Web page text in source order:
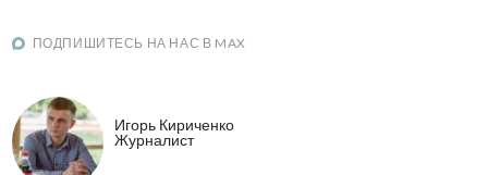
ПОДПИШИТЕСЬ НА НАС В MAX
Игорь Кириченко
Журналист